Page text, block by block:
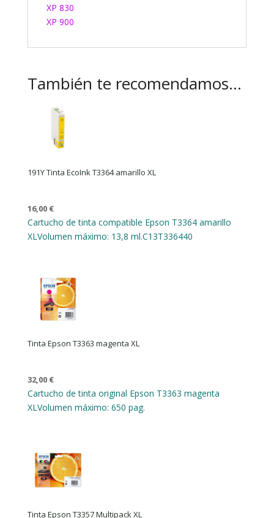
XP 830
XP 900
También te recomendamos…
191Y Tinta EcoInk T3364 amarillo XL
16,00 €
Cartucho de tinta compatible Epson T3364 amarillo
XLVolumen máximo: 13,8 ml.C13T336440
Tinta Epson T3363 magenta XL
32,00 €
Cartucho de tinta original Epson T3363 magenta
XLVolumen máximo: 650 pag.
Tinta Epson T3357 Multipack XL